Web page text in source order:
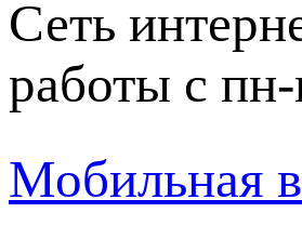
Сеть
работы с
Мобильная